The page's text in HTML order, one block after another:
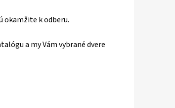
okamžite k odberu.
a my Vám vybrané dvere